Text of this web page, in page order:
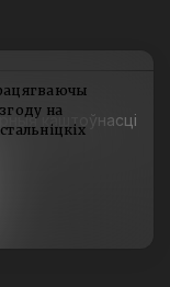
каштоўнасці
на